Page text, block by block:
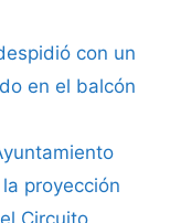
con un
en el balcón
proyección
Circuito